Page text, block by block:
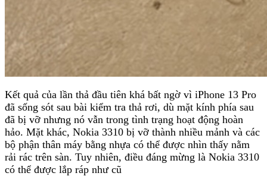
Kết quả của lần thả đầu tiên khá bất ngờ vì iPhone 13 Pro
đã sống sót sau bài kiểm tra thả rơi, dù mặt kính phía sau
đã bị vỡ nhưng nó vẫn trong tình trạng hoạt động hoàn
hảo. Mặt khác, Nokia 3310 bị vỡ thành nhiều mảnh và các
bộ phận thân máy bằng nhựa có thể được nhìn thấy nằm
rải rác trên sàn. Tuy nhiên, điều đáng mừng là Nokia 3310
có thể được lắp ráp như cũ